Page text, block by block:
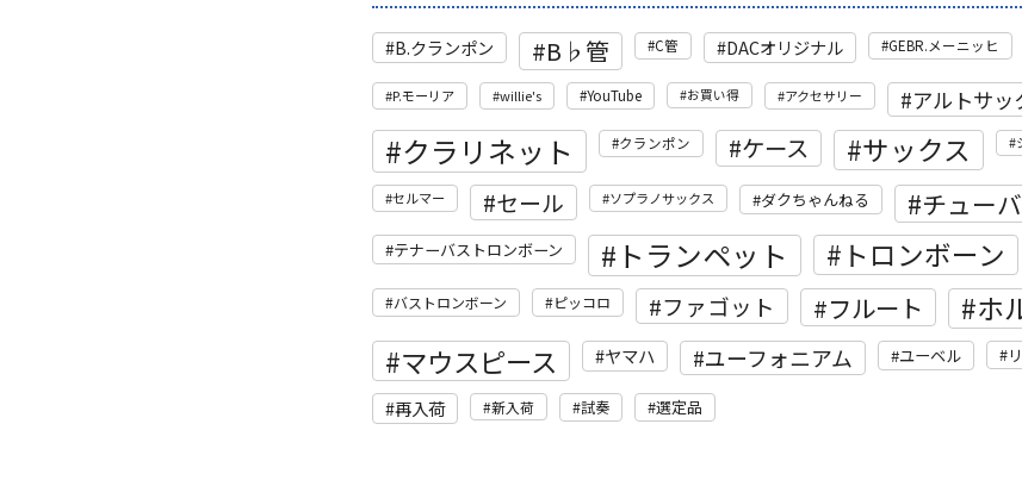
B.クランポン B♭管 C管 DACオリジナル GEBR.メーニッヒ
P.モーリア willie's YouTube お買い得 アクセサリー アルトサッ
クラリネット クランポン ケース サックス
セルマー セール ソプラノサックス ダクちゃんねる チューバ
テナーバストロンボーン トランペット トロンボーン
バストロンボーン ピッコロ ファゴット フルート ホ
マウスピース ヤマハ ユーフォニアム ユーベル
再入荷 新入荷 試奏 選定品